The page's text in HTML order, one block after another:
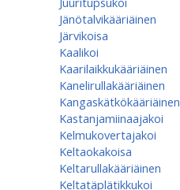
Jänötalvikääriäinen
Järvikoisa
Kaalikoi
Kaarilaikkukääriäinen
Kanelirullakääriäinen
Kangaskätkökääriäinen
Kastanjamiinaajakoi
Kelmukovertajakoi
Keltaokakoisa
Keltarullakääriäinen
Keltatäplätikkukoi